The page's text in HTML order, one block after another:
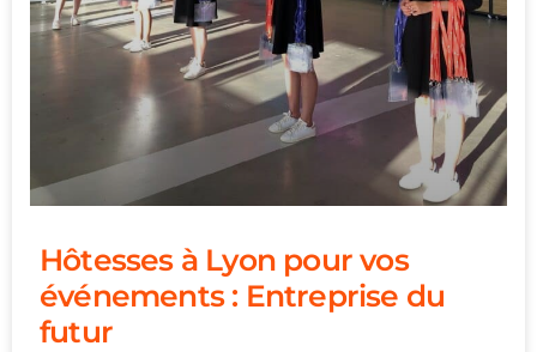
Hôtesses à Lyon pour vos
événements : Entreprise du
futur